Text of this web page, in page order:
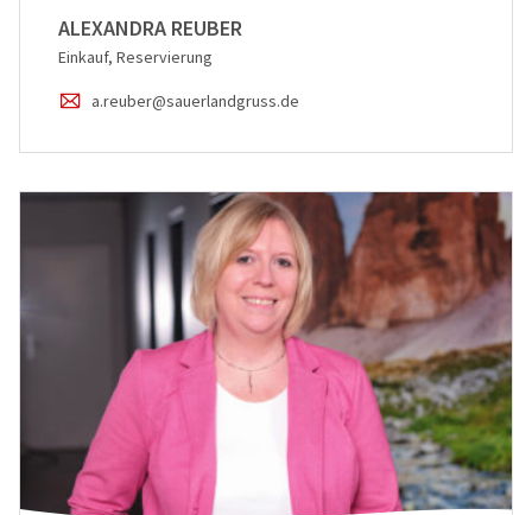
ALEXANDRA REUBER
Einkauf, Reservierung
a.reuber@sauerlandgruss.de